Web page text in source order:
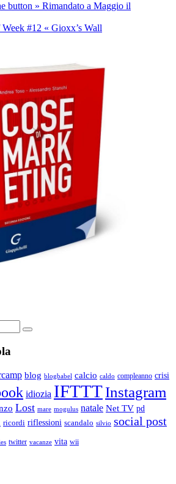
button » Rimandato a Maggio il
#12 « Gioxx’s Wall
Search
blog blogbabel calcio caldo compleanno crisi
idiozia IFTTTInstagram
Lost mare mogulus natale Net TV pd
ricordi riflessioni scandalo silvio social post
twitter vacanze vita wii